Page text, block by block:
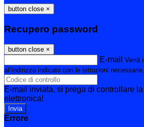
button close ×
Recupero password
button close ×
E-mail Verrà
all'indirizzo indicato con le istruzioni necessarie.
E-mail inviata, si prega di controllare
elettronica!
Errore